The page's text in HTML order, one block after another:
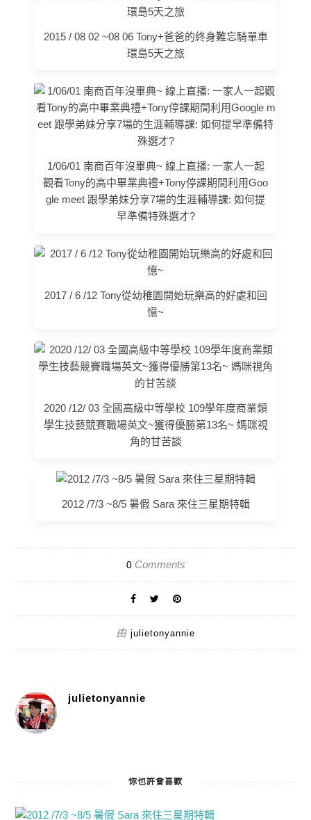
2015 / 08 02 ~08 06 Tony+爸爸的終身難忘騎單車
環島5天之旅
1/06/01 南商百年沒畢典~ 線上直播: 一家人一起
觀看Tony的高中畢業典禮+Tony停課期間利用Goo
gle meet 跟學弟妹分享7場的生涯輔導課: 如何提
早準備特殊選才?
2017 / 6 /12 Tony從幼稚園開始玩樂高的好處和回
憶~
2020 /12/ 03 全國高級中等學校 109學年度商業類
學生技藝競賽職場英文~獲得優勝第13名~ 媽咪視
角的甘苦談
2012 /7/3 ~8/5 暑假 Sara 來住三星期特輯
0Comments
由 julietonyannie
julietonyannie
你也許會喜歡